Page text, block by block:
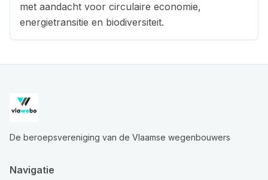
met aandacht voor circulaire economie,
energietransitie en biodiversiteit.
De beroepsvereniging van de Vlaamse wegenbouwers
Navigatie